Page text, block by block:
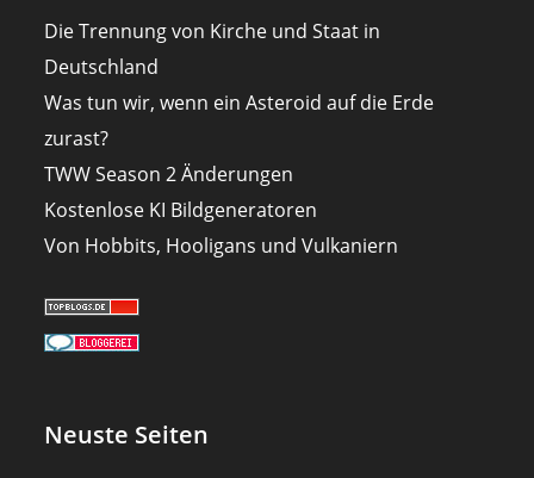
Die Trennung von Kirche und Staat in
Deutschland
Was tun wir, wenn ein Asteroid auf die Erde
zurast?
TWW Season 2 Änderungen
Kostenlose KI Bildgeneratoren
Von Hobbits, Hooligans und Vulkaniern
Neuste Seiten